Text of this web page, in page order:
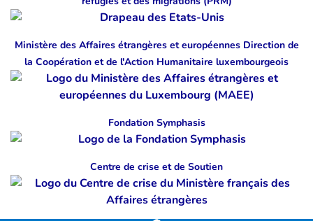
Ministère des Affaires étrangères et européennes Direction de
la Coopération et de l'Action Humanitaire luxembourgeois
Fondation Symphasis
Centre de crise et de Soutien